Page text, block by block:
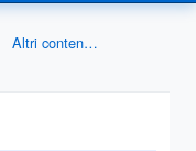
Altri contenuti - Dati ulteriori